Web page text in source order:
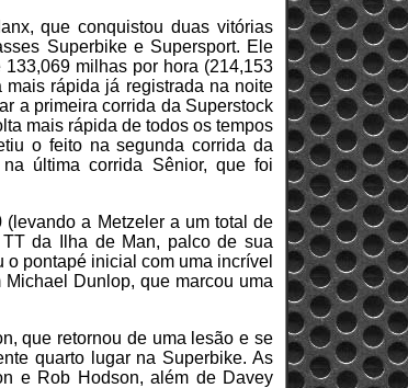
que conquistou duas vitórias
Superbike e Supersport. Ele
milhas por hora (214,153
rápida já registrada na noite
a primeira corrida da Superstock
mais rápida de todos os tempos
o feito na segunda corrida da
última corrida Sênior, que foi
a Metzeler a um total de
da Ilha de Man, palco de sua
pontapé inicial com uma incrível
Dunlop, que marcou uma
que retornou de uma lesão e se
quarto lugar na Superbike. As
e Rob Hodson, além de Davey